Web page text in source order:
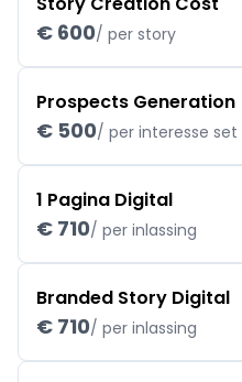
€ 600/ per story
Prospects Generation
€ 500/ per interesse set
1 Pagina Digital
€ 710/ per inlassing
Branded Story Digital
€ 710/ per inlassing